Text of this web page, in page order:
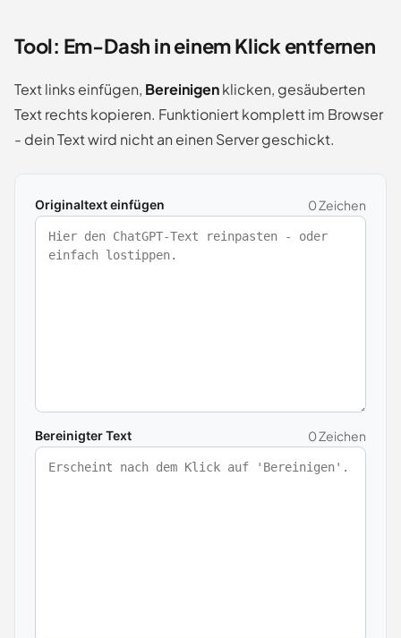
Tool: Em-Dash in einem Klick entfernen
Text links einfügen, Bereinigenklicken, gesäuberten
Text rechts kopieren. Funktioniert komplett im Browser
- dein Text wird nicht an einen Server geschickt.
Originaltext einfügen 0 Zeichen
Bereinigter Text 0 Zeichen